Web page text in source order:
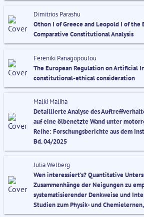
Dimitrios Parashu
Othon I of Greece and Leopold I of the
Comparative Constitutional Analysis
Fereniki Panagopoulou
The European Regulation on Artificial
constitutional-ethical consideration
Malki Maliha
Detaillierte Analyse des
auf eine ölbenetzte Wand unter
Reihe: Forschungsberichte aus dem
Bd. 04/2025
Julia Welberg
Wen interessiert’s? Quantitative
Zusammenhänge der Neigungen zu
systematisierender Denkweise und
Studien zum Physik- und